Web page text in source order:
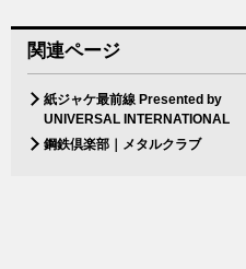
関連ページ
紙ジャケ最前線 Presented by
UNIVERSAL INTERNATIONAL
鋼鉄倶楽部｜メタルクラブ